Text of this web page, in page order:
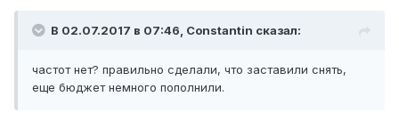
В 02.07.2017 в 07:46, Constantin сказал:
частот нет? правильно сделали, что заставили снять,
еще бюджет немного пополнили.